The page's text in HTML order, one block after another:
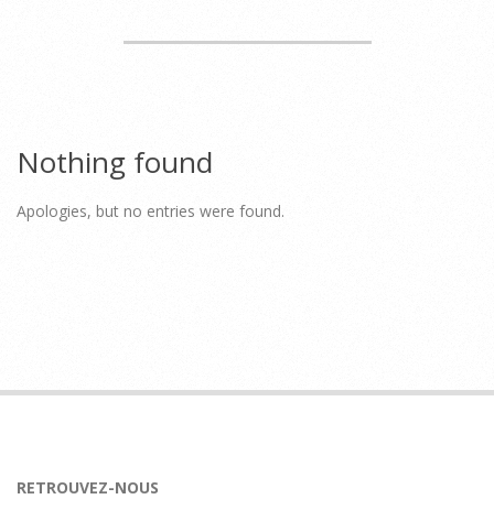
Nothing found
Apologies, but no entries were found.
RETROUVEZ-NOUS